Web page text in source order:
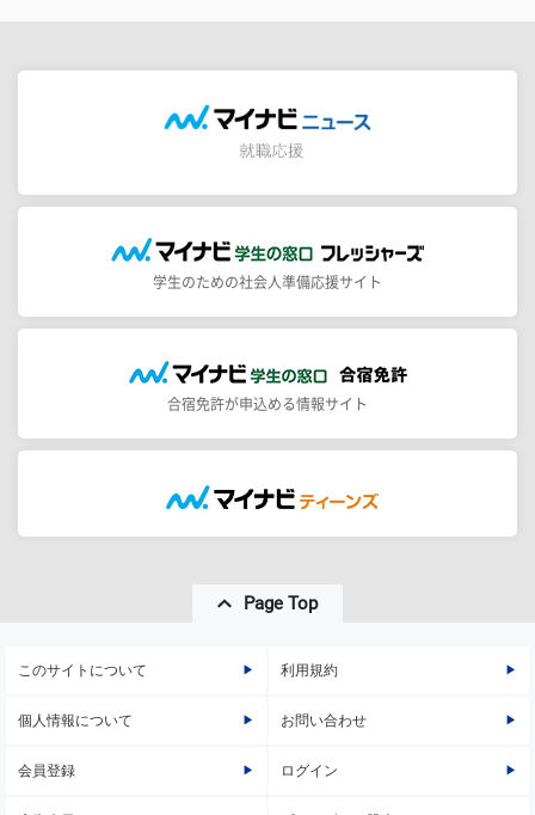
学生のための社会人準備応援サイト
合宿免許が申込める情報サイト
Page Top
このサイトについて 利用規約
個人情報について お問い合わせ
会員登録 ログイン